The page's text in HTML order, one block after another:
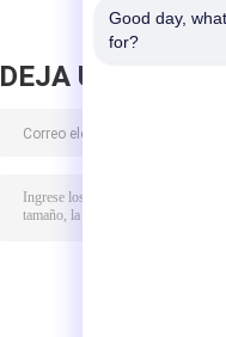
DEJA UN
Good day,
for?